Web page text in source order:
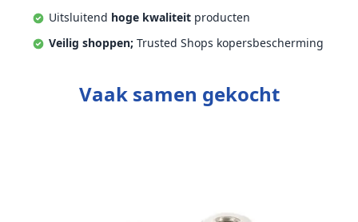
Uitsluitend hoge kwaliteit producten
Veilig shoppen; Trusted Shops kopersbescherming
Vaak samen gekocht